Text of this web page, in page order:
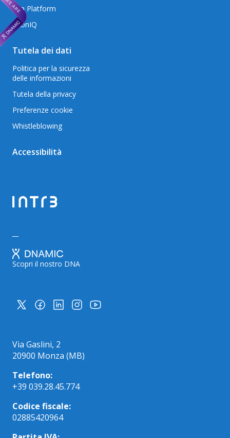
Mia Platform
AxonIQ
Tutela dei dati
Politica per la sicurezza
delle informazioni
Tutela della privacy
Preferenze cookie
Whistleblowing
Accessibilità
Scopri il nostro DNA
Via Gaslini, 2
20900 Monza (MB)
Telefono:
+39 039.28.45.774
Codice fiscale:
02885420964